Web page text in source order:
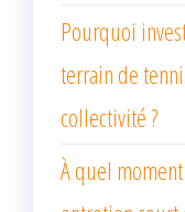
Pourquoi
terrain de
collectivité ?
À quel